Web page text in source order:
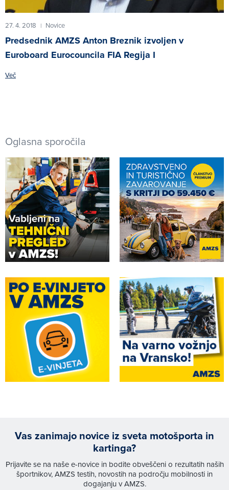
27. 4. 2018 | Novice
Predsednik AMZS Anton Breznik izvoljen v
Euroboard Eurocouncila FIA Regija I
Več
Oglasna sporočila
Vas zanimajo novice iz sveta motošporta in
kartinga?
Prijavite se na naše e-novice in bodite obveščeni o rezultatih naših
športnikov, AMZS testih, novostih na področju mobilnosti in
dogajanju v AMZS.